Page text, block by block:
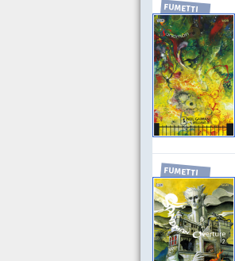
FUMETTI
FUMETTI